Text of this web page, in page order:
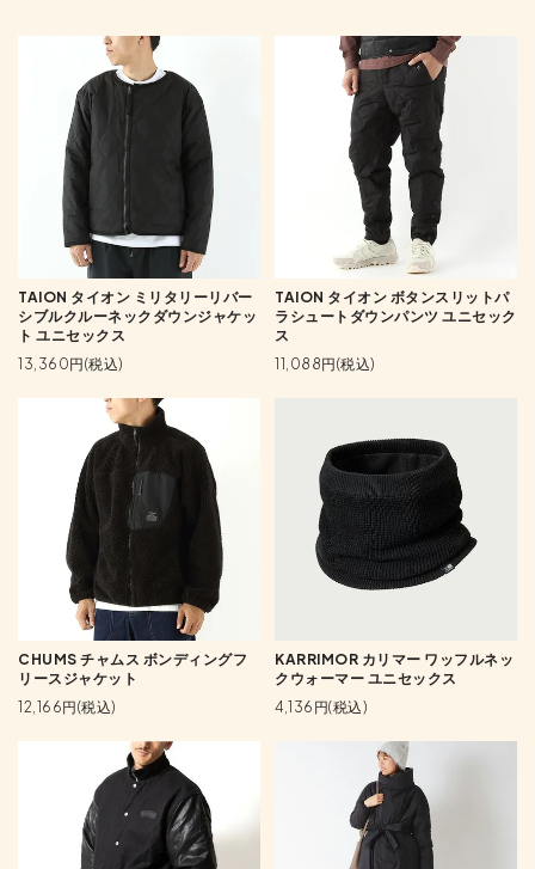
TAION タイオン ミリタリーリバー
シブルクルーネックダウンジャケッ
ト ユニセックス
13,360円(税込)
TAION タイオン ボタンスリットパ
ラシュートダウンパンツ ユニセック
ス
11,088円(税込)
CHUMS チャムス ボンディングフ
リースジャケット
12,166円(税込)
KARRIMOR カリマー ワッフルネッ
クウォーマー ユニセックス
4,136円(税込)